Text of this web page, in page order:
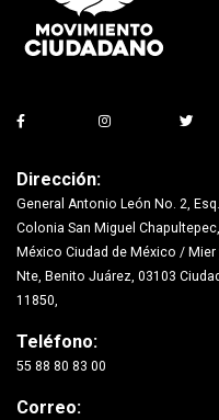
Dirección:
General Antonio León No. 2,
Colonia San Miguel
México Ciudad de México /
Nte, Benito Juárez, 03103
11850,
Teléfono:
55 88 80 83 00
Correo: